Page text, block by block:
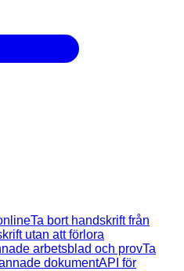
Ta bort handskrift från
utan att förlora
arbetsblad och provTa
dokumentAPI för